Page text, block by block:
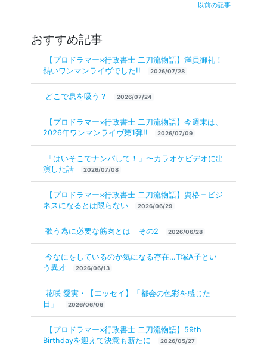
以前の記事
おすすめ記事
【プロドラマー×行政書士 二刀流物語】満員御礼！
熱いワンマンライヴでした!!
2026/07/28
どこで息を吸う？ 2026/07/24
【プロドラマー×行政書士 二刀流物語】今週末は、
2026年ワンマンライヴ第1弾!!
2026/07/09
「はいそこでナンパして！」〜カラオケビデオに出
演した話
2026/07/08
【プロドラマー×行政書士 二刀流物語】資格＝ビジ
ネスになるとは限らない
2026/06/29
歌う為に必要な筋肉とは その2 2026/06/28
今なにをしているのか気になる存在…T塚A子とい
う異才
2026/06/13
花咲 愛実・【エッセイ】「都会の色彩を感じた
日」
2026/06/06
【プロドラマー×行政書士 二刀流物語】59th
Birthdayを迎えて決意も新たに
2026/05/27